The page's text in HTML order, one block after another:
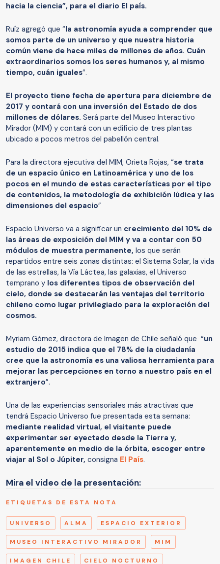
hacia la ciencia”, para el diario El país.
Ruíz agregó que “la astronomía ayuda a comprender que
somos parte de un universo y que nuestra historia
común viene de hace miles de millones de años. Cuán
extraordinarios somos los seres humanos y, al mismo
tiempo, cuán iguales”.
El proyecto tiene fecha de apertura para diciembre de
2017 y contará con una inversión del Estado de dos
millones de dólares. Será parte del Museo Interactivo
Mirador (MIM) y contará con un edificio de tres plantas
ubicado a pocos metros del pabellón central.
Para la directora ejecutiva del MIM, Orieta Rojas, “se trata
de un espacio único en Latinoamérica y uno de los
pocos en el mundo de estas características por el tipo
de contenidos, la metodología de exhibición lúdica y las
dimensiones del espacio”
Espacio Universo va a significar un crecimiento del 10% de
las áreas de exposición del MIM y va a contar con 50
módulos de muestra permanente, los que serán
repartidos entre seis zonas distintas: el Sistema Solar, la vida
de las estrellas, la Vía Láctea, las galaxias, el Universo
temprano y los diferentes tipos de observación del
cielo, donde se destacarán las ventajas del territorio
chileno como lugar privilegiado para la exploración del
cosmos.
Myriam Gómez, directora de Imagen de Chile señaló que “un
estudio de 2015 indica que el 78% de la ciudadanía
cree que la astronomía es una valiosa herramienta para
mejorar las percepciones en torno a nuestro país en el
extranjero”.
Una de las experiencias sensoriales más atractivas que
tendrá Espacio Universo fue presentada esta semana:
mediante realidad virtual, el visitante puede
experimentar ser eyectado desde la Tierra y,
aparentemente en medio de la órbita, escoger entre
viajar al Sol o Júpiter, consigna El País.
Mira el video de la presentación:
ETIQUETAS DE ESTA NOTA
UNIVERSO ALMA ESPACIO EXTERIOR
MUSEO INTERACTIVO MIRADOR MIM
IMAGEN CHILE CIELO NOCTURNO